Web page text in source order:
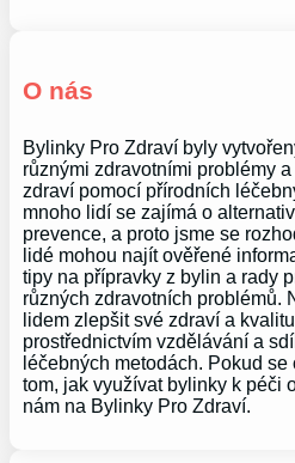
O nás
Bylinky Pro Zdraví byly
různými zdravotními problémy
zdraví pomocí přírodních
mnoho lidí se zajímá o
prevence, a proto jsme se
lidé mohou najít ověřené
tipy na přípravky z bylin a rady
různých zdravotních problémů.
lidem zlepšit své zdraví a
prostřednictvím vzdělávání a
léčebných metodách. Pokud
tom, jak využívat bylinky k péči
nám na Bylinky Pro Zdraví.